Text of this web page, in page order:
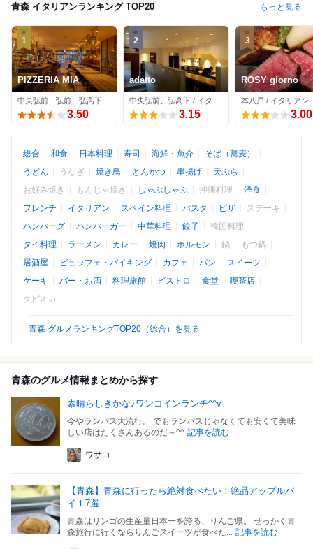
青森 イタリアンランキング TOP20 もっと見る
1
PIZZERIA MIA
3.50
2
adatto
3.15
3
ROSY giorno
本八戸 / イタリアン
3.00
総合 和食 日本料理 寿司 海鮮・魚介
そば（蕎麦）
うどん
うなぎ 焼き鳥 とんかつ 串揚げ
天ぷら
お好み焼き
もんじゃ焼き しゃぶしゃぶ 沖縄料理
洋食
フレンチ
イタリアン スペイン料理 パスタ ピザ
ステーキ
ハンバーグ
ハンバーガー 中華料理 餃子
韓国料理
タイ料理
ラーメン カレー 焼肉 ホルモン 鍋
もつ鍋
居酒屋
ビュッフェ・バイキング カフェ パン
スイーツ
ケーキ
バー・お酒 料理旅館 ビストロ 食堂
喫茶店
タピオカ
青森 グルメランキングTOP20（総合）を見る
青森のグルメ情報まとめから探す
素晴らしきかな♪ワンコインランチ^^v
今やランパス大流行。 でもランパスじゃなくても安くて美味
しい店はたくさんあるのだ～^^ 記事を読む
ワサコ
【青森】青森に行ったら絶対食べたい！絶品アップルパ
イ１7選
青森はリンゴの生産量日本一を誇る、りんご県。 せっかく青
森旅行に行くならりんごスイーツが食べた... 記事を読む